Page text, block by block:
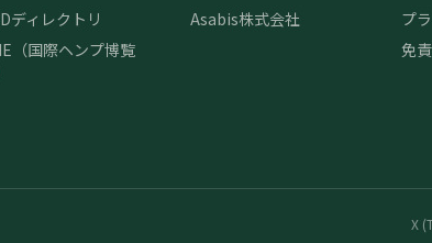
ディレクトリ
（国際ヘンプ博覧
Asabis株式会社
プ
免
X